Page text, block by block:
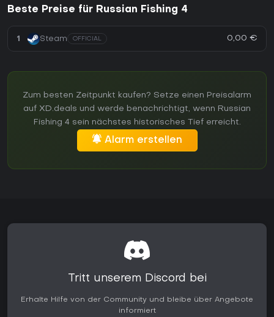
Beste Preise für Russian Fishing 4
1 Steam OFFICIAL 0,00 €
Zum besten Zeitpunkt kaufen? Setze einen Preisalarm
auf XD.deals und werde benachrichtigt, wenn Russian
Fishing 4 sein nächstes historisches Tief erreicht.
Alarm erstellen
Tritt unserem Discord bei
Erhalte Hilfe von der Community und bleibe über Angebote
informiert